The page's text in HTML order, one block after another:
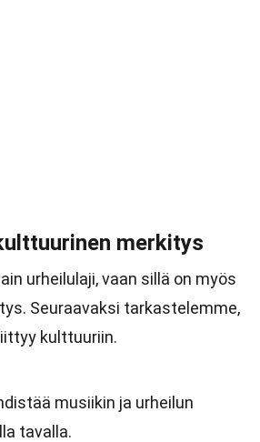
merkitys
urheilulaji, vaan sillä on myös
Seuraavaksi tarkastelemme,
kulttuuriin.
musiikin ja urheilun
tavalla.